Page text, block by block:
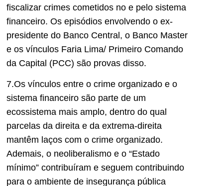
fiscalizar crimes cometidos no e pelo sistema
financeiro. Os episódios envolvendo o ex-
presidente do Banco Central, o Banco Master
e os vínculos Faria Lima/ Primeiro Comando
da Capital (PCC) são provas disso.
7.Os vínculos entre o crime organizado e o
sistema financeiro são parte de um
ecossistema mais amplo, dentro do qual
parcelas da direita e da extrema-direita
mantêm laços com o crime organizado.
Ademais, o neoliberalismo e o “Estado
mínimo” contribuíram e seguem contribuindo
para o ambiente de insegurança pública